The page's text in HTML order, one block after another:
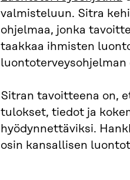
valmisteluun. Sitra
ohjelmaa, jonka
taakkaa ihmisten
luontoterveysohjelman
Sitran tavoitteena on,
tulokset, tiedot ja
hyödynnettäviksi.
osin kansallisen